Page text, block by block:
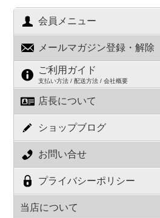
会員メニュー
メールマガジン登録・解除
ご利用ガイド
支払い方法 / 配送方法 / 会社概要
店長について
ショップブログ
お問い合せ
プライバシーポリシー
当店について